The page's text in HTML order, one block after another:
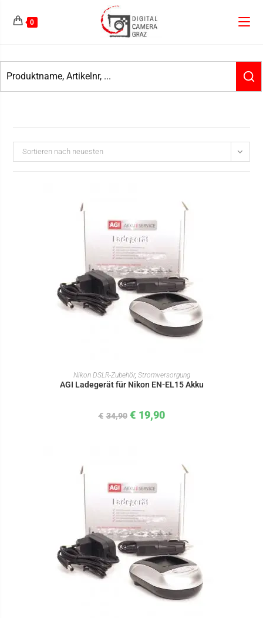
0
Sortieren nach neuesten
IN DEN WARENKORB
Nikon DSLR-Zubehör, Stromversorgung
AGI Ladegerät für Nikon EN-EL15 Akku
€ 34,90 € 19,90